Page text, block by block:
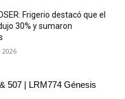
Frigerio destacó que el
30% y sumaron
507 | LRM774 Génesis